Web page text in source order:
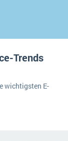
Trends
wichtigsten E-